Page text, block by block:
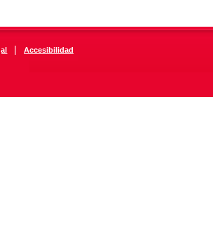
| Accesibilidad